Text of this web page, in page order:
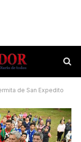
de San Expedito